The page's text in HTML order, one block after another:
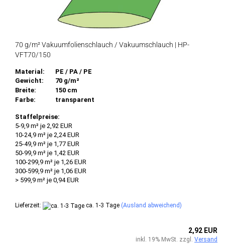
70 g/m² Vakuumfolienschlauch / Vakuumschlauch | HP-
VFT70/150
Material:
PE / PA / PE
Gewicht:
70 g/m²
Breite:
150 cm
Farbe:
transparent
Staffelpreise:
5-9,9 m² je 2,92 EUR
10-24,9 m² je 2,24 EUR
25-49,9 m² je 1,77 EUR
50-99,9 m² je 1,42 EUR
100-299,9 m² je 1,26 EUR
300-599,9 m² je 1,06 EUR
> 599,9 m² je 0,94 EUR
Lieferzeit: ca. 1-3 Tage (Ausland abweichend)
2,92 EUR
inkl. 19% MwSt. zzgl. Versand